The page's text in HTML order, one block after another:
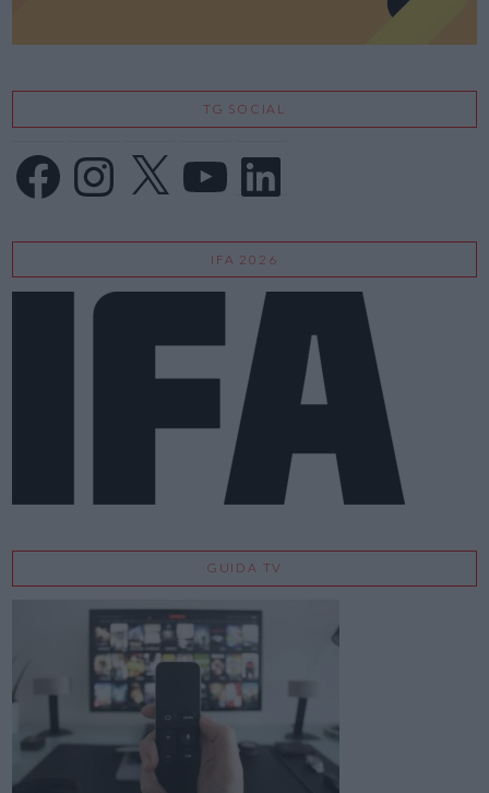
TG SOCIAL
FacebookInstagram
X LinkedIn
IFA 2026
GUIDA TV